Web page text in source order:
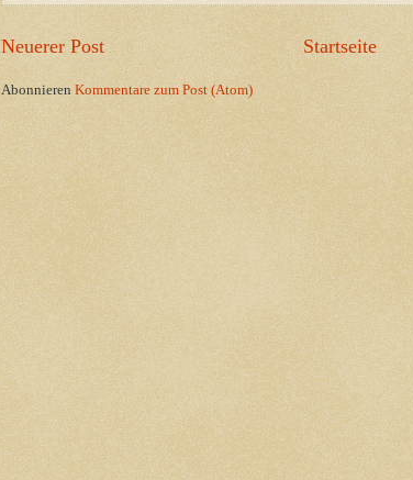
Neuerer Post Startseite
Abonnieren Kommentare zum Post (Atom)